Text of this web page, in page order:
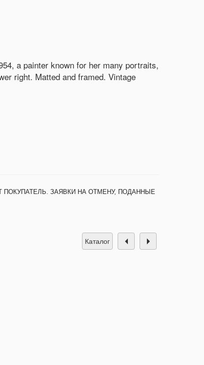
a painter known for her many portraits,
right. Matted and framed. Vintage
ЗАЯВКИ НА ОТМЕНУ, ПОДАННЫЕ
каталог